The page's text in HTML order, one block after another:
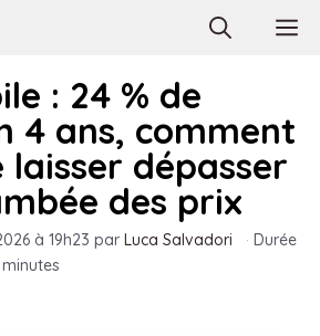
: 24 % de
4 ans, comment
laisser dépasser
des prix
à 19h23 par Luca Salvadori · Durée